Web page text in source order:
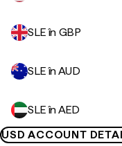
SLE în GBP
SLE în AUD
SLE în AED
USD ACCOUNT